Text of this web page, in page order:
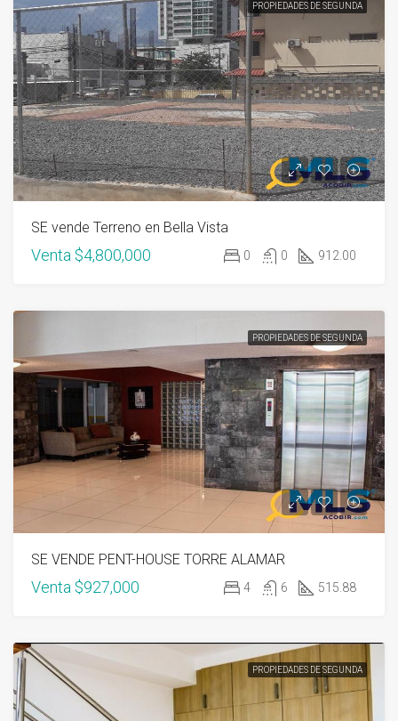
PROPIEDADES DE SEGUNDA
SE vende Terreno en Bella Vista
Venta $4,800,000 0 0 912.00
PROPIEDADES DE SEGUNDA
SE VENDE PENT-HOUSE TORRE ALAMAR
Venta $927,000 4 6 515.88
PROPIEDADES DE SEGUNDA